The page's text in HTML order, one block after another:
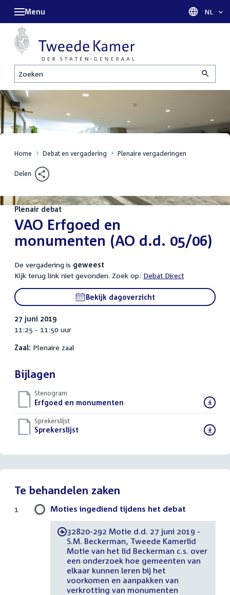
Zoeken
Menu Taal
NL
Home Debat en vergadering Plenaire vergaderingen
Delen
Plenair debat
:VAO Erfgoed en
monumenten (AO d.d. 05/06)
De vergadering is geweest
Kijk terug link niet gevonden. Zoek op: Debat Direct
Bekijk dagoverzicht
27 juni 2019
11:25 - 11:50 uur
Zaal: Plenaire zaal
Bijlagen
Stenogram
Download
bestand:
Erfgoed en monumenten
Sprekerslijst
Download
Sprekerslijst
Te behandelen zaken
Moties ingediend tijdens het debat
-32820-292 Motie d.d. 27 juni 2019 -
S.M. Beckerman, Tweede Kamerlid
Motie van het lid Beckerman c.s. over
een onderzoek hoe gemeenten van
elkaar kunnen leren bij het
voorkomen en aanpakken van
verkrotting van monumenten
1